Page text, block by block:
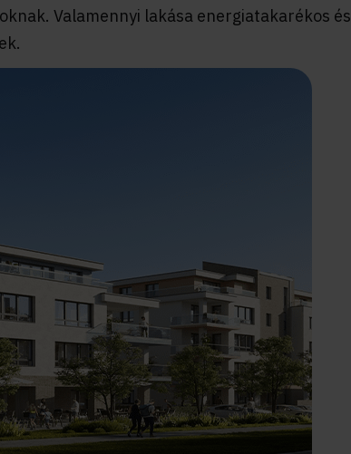
Valamennyi lakása energiatakarékos és